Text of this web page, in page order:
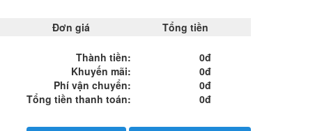
Đơn giá Tổng tiền
Thành tiền:
0đ
Khuyến mãi:
0đ
Phí vận chuyển:
0đ
Tổng tiền thanh toán:
0đ